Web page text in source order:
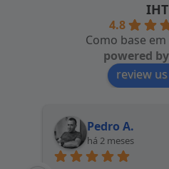
IHT
4.8
Como base
powered by
review
Pedro A.
há 2 meses